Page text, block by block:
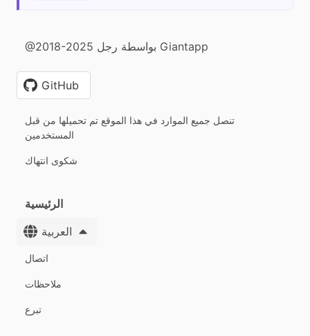
@2018-2025 بواسطة رجل Giantapp
GitHub
تنصل جميع الموارد في هذا الموقع تم تحميلها من قبل
المستخدمين
شكوى انتهاك
الرئيسية
العربية
اتصال
ملاحظات
تبرع